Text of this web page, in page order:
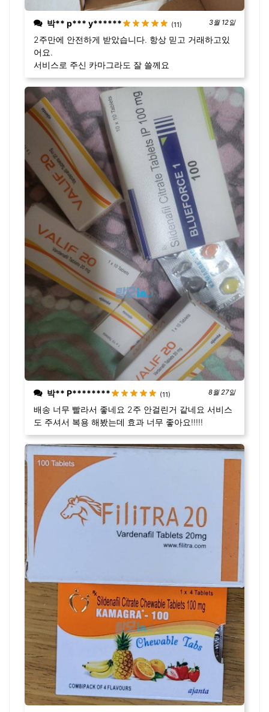
박** p*** y****** (11) 3월 12일
2주만에 안전하게 받았습니다. 항상 믿고 거래하고있
어요.
서비스로 주신 카마그라도 잘 쓸께요
박** P******** (11) 8월 27일
배송 너무 빨라서 좋네요 2주 안걸린거 같네요 서비스
도 주셔서 복용 해봤는데 효과 너무 좋아요!!!!!